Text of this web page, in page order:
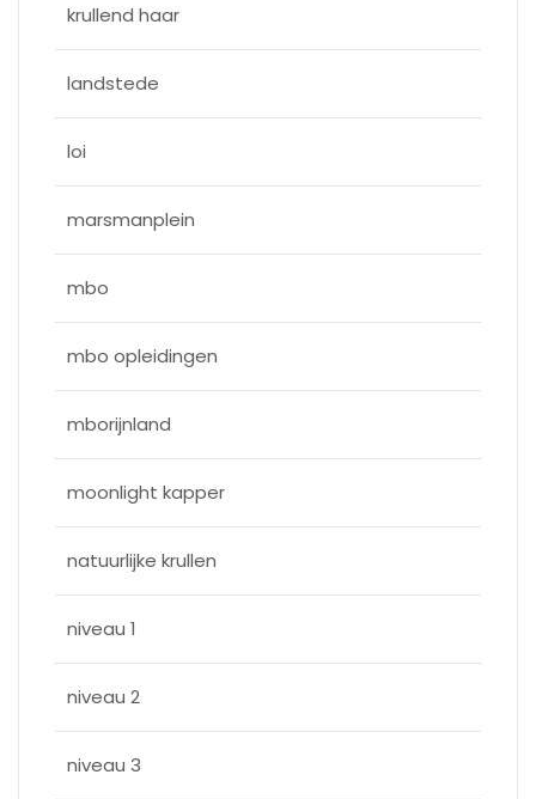
krullend haar
landstede
loi
marsmanplein
mbo
mbo opleidingen
mborijnland
moonlight kapper
natuurlijke krullen
niveau 1
niveau 2
niveau 3